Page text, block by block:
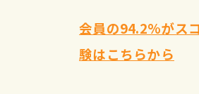
会員の94.2%がス
験はこちらから